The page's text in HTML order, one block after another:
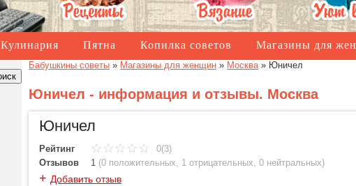
Кулинария Пятна Копилка советов Магазины для
Бабушкины советы » Магазины для женщин » Москва» Юничел
Юничел - информация и отзывы. Москва
Юничел
Рейтинг
0(3)
Отзывов
1 (0 положительных, 1 отрицательных, 0 нейтральных)
+ Добавить отзыв